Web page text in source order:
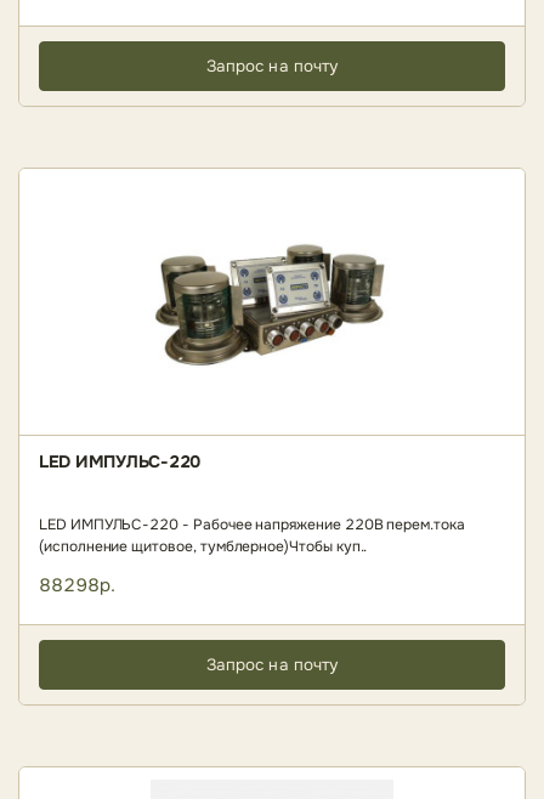
Запрос на почту
LED ИМПУЛЬС-220
LED ИМПУЛЬС-220 - Рабочее напряжение 220В перем.тока
(исполнение щитовое, тумблерное)Чтобы куп..
88298р.
Запрос на почту